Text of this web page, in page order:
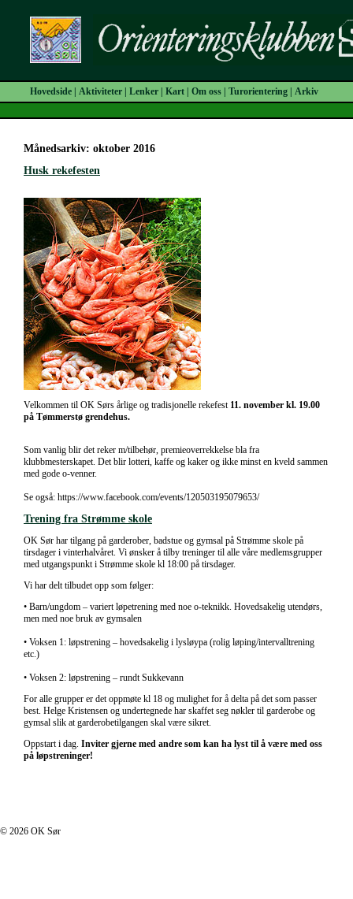
Hovedside Aktiviteter Lenker Kart Om oss Turorientering Arkiv
Månedsarkiv: oktober 2016
Husk rekefesten
Velkommen til OK Sørs årlige og tradisjonelle rekefest 11. november kl. 19.00
på Tømmerstø grendehus.
Som vanlig blir det reker m/tilbehør, premieoverrekkelse bla fra
klubbmesterskapet. Det blir lotteri, kaffe og kaker og ikke minst en kveld sammen
med gode o-venner.
Se også: https://www.facebook.com/events/120503195079653/
Trening fra Strømme skole
OK Sør har tilgang på garderober, badstue og gymsal på Strømme skole på
tirsdager i vinterhalvåret. Vi ønsker å tilby treninger til alle våre medlemsgrupper
med utgangspunkt i Strømme skole kl 18:00 på tirsdager.
Vi har delt tilbudet opp som følger:
• Barn/ungdom – variert løpetrening med noe o-teknikk. Hovedsakelig utendørs,
men med noe bruk av gymsalen
• Voksen 1: løpstrening – hovedsakelig i lysløypa (rolig løping/intervalltrening
etc.)
• Voksen 2: løpstrening – rundt Sukkevann
For alle grupper er det oppmøte kl 18 og mulighet for å delta på det som passer
best. Helge Kristensen og undertegnede har skaffet seg nøkler til garderobe og
gymsal slik at garderobetilgangen skal være sikret.
Oppstart i dag. Inviter gjerne med andre som kan ha lyst til å være med oss
på løpstreninger!
© 2026 OK Sør